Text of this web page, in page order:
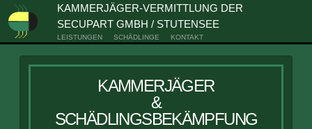
KAMMERJÄGER-VERMITTLUNG DER
SECUPART GMBH / STUTENSEE
LEISTUNGEN SCHÄDLINGE KONTAKT
KAMMERJÄGER
&
SCHÄDLINGSBEKÄMPFUNG